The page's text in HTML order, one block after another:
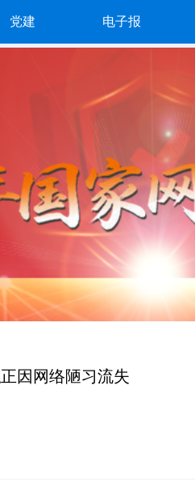
党建 电子报
因网络陋习流失